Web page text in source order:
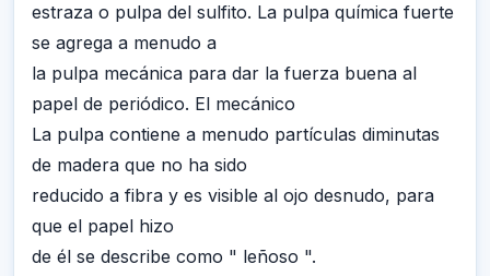
estraza o pulpa del sulfito. La pulpa química fuerte
se agrega a menudo a
la pulpa mecánica para dar la fuerza buena al
papel de periódico. El mecánico
La pulpa contiene a menudo partículas diminutas
de madera que no ha sido
reducido a fibra y es visible al ojo desnudo, para
que el papel hizo
de él se describe como " leñoso ".